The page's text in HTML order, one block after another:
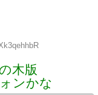
木版
ンかな